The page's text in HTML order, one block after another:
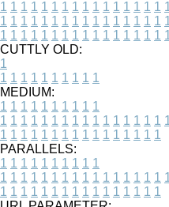
1 1 1 1 1 1 1 1 1 1 1 1 1 1 1 1
1 1 1 1 1 1 1 1 1 1 1 1 1 1 1 1
1 1 1 1 1 1 1 1 1 1 1 1 1 1 1 1
CUTTLY OLD:
1
1 1 1 1 1 1 1 1 1 1
MEDIUM:
1 1 1 1 1 1 1 1 1 1
1 1 1 1 1 1 1 1 1 1 1 1 1 1 1 1
1 1 1 1 1 1 1 1 1 1 1 1 1 1 1 1
PARALLELS:
1 1 1 1 1 1 1 1 1 1
1 1 1 1 1 1 1 1 1 1 1 1 1 1 1 1
1 1 1 1 1 1 1 1 1 1 1 1 1 1 1 1